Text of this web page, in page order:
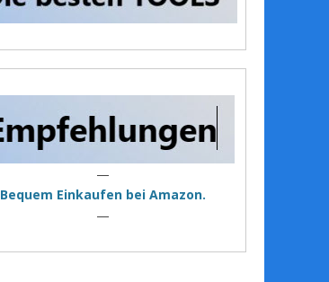
—
Bequem Einkaufen bei Amazon.
—